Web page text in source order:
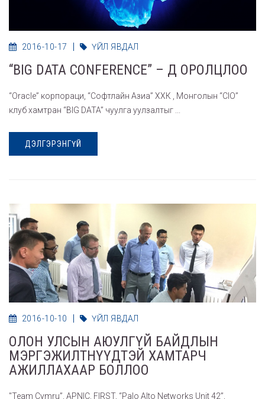
2016-10-17 ҮЙЛ ЯВДАЛ
“BIG DATA CONFERENCE” – Д ОРОЛЦЛОО
“Oracle” корпораци, “Софтлайн Азиа” ХХК , Монголын “CIO”
клуб хамтран “BIG DATA” чуулга уулзалтыг ...
ДЭЛГЭРЭНГҮЙ
2016-10-10 ҮЙЛ ЯВДАЛ
ОЛОН УЛСЫН АЮУЛГҮЙ БАЙДЛЫН
МЭРГЭЖИЛТНҮҮДТЭЙ ХАМТАРЧ
АЖИЛЛАХААР БОЛЛОО
"Team Cymru”, APNIC, FIRST, “Palo Alto Networks Unit 42”,